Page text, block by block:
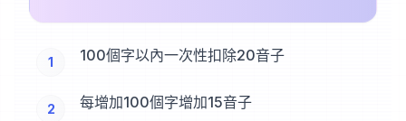
1 100個字以內一次性扣除20音子
2 每增加100個字增加15音子